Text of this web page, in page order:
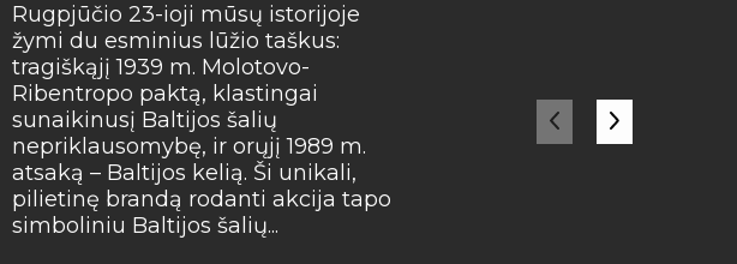
Rugpjūčio 23-ioji mūsų istorijoje
žymi du esminius lūžio taškus:
tragiškąjį 1939 m. Molotovo-
Ribentropo paktą, klastingai
sunaikinusį Baltijos šalių
nepriklausomybę, ir orųjį 1989 m.
atsaką – Baltijos kelią. Ši unikali,
pilietinę brandą rodanti akcija tapo
simboliniu Baltijos šalių...
stipri valstybė! Artėjant...